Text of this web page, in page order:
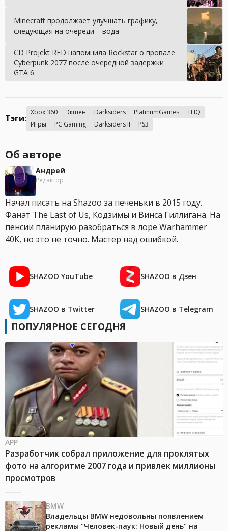
Minecraft продолжает улучшать графику,
следующая на очереди – вода
CD Projekt RED напомнила Rockstar о провале
Cyberpunk 2077 после очередной задержки
GTA 6
Тэги:
Xbox 360 Экшен Darksiders PlatinumGames
THQ
Игры
PC Gaming Darksiders II PS3
Об авторе
Андрей
Редактор
Начал писать на Shazoo за печеньки в 2015 году.
Фанат The Last of Us, Кодзимы и Винса Гиллигана. На
пенсии планирую разобраться в лоре Warhammer
40K, но это не точно. Мастер над ошибкой.
SHAZOO YouTube SHAZOO в Дзен
SHAZOO в Twitter SHAZOO в Telegram
ПОПУЛЯРНОЕ СЕГОДНЯ
APP
Разработчик собрал приложение для проклятых
фото на алгоритме 2007 года и привлек миллионы
просмотров
BMW
Владельцы BMW недовольны появлением
рекламы "Человек-паук: Новый день" на